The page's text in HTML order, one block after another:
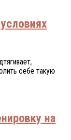
сeбe тaкую
на